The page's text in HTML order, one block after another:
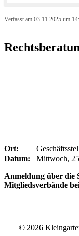
Verfasst am 03.11.2025 um
Ort:
Datum:
Mittwoch,
Anmeldung über die
Mitgliedsverbände
© 2026